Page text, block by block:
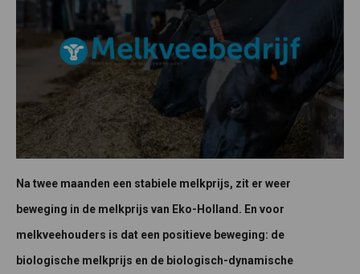
Na twee maanden een stabiele melkprijs, zit er weer
beweging in de melkprijs van Eko-Holland. En voor
melkveehouders is dat een positieve beweging: de
biologische melkprijs en de biologisch-dynamische